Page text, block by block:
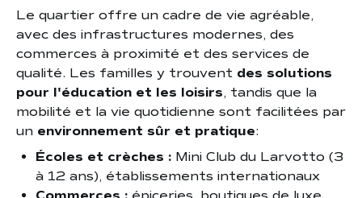
Le quartier offre un cadre de vie agréable,
avec des infrastructures modernes, des
commerces à proximité et des services de
qualité. Les familles y trouvent des solutions
pour l'éducation et les loisirs, tandis que la
mobilité et la vie quotidienne sont facilitées par
un environnement sûr et pratique:
Écoles et crèches : Mini Club du Larvotto (3
à 12 ans), établissements internationaux